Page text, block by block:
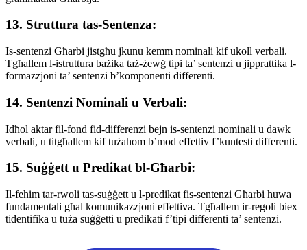
13. Struttura tas-Sentenza:
Is-sentenzi Għarbi jistgħu jkunu kemm nominali kif ukoll verbali.
Tgħallem l-istruttura bażika taż-żewġ tipi ta’ sentenzi u jipprattika l-
formazzjoni ta’ sentenzi b’komponenti differenti.
14. Sentenzi Nominali u Verbali:
Idħol aktar fil-fond fid-differenzi bejn is-sentenzi nominali u dawk
verbali, u titgħallem kif tużahom b’mod effettiv f’kuntesti differenti.
15. Suġġett u Predikat bl-Għarbi:
Il-fehim tar-rwoli tas-suġġett u l-predikat fis-sentenzi Għarbi huwa
fundamentali għal komunikazzjoni effettiva. Tgħallem ir-regoli biex
tidentifika u tuża suġġetti u predikati f’tipi differenti ta’ sentenzi.